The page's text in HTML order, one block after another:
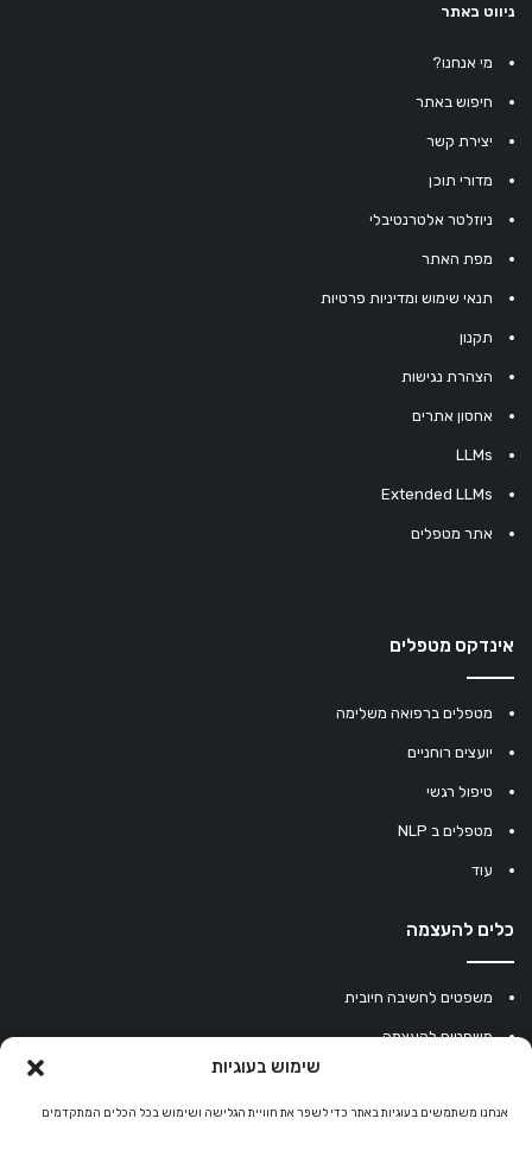
שימוש בעוגיות
אנחנו משתמשים בעוגיות באתר כדי לשפר את חוויית הגלישה ושימוש בכל הכלים המתקדמים
ניווט באתר
מי אנחנו?
חיפוש באתר
יצירת קשר
מדורי תוכן
ניוזלטר אלטרנטיבלי
מפת האתר
תנאי שימוש ומדיניות פרטיות
תקנון
הצהרת נגישות
אחסון אתרים
LLMs
Extended LLMs
אתר מטפלים
אינדקס מטפלים
מטפלים ברפואה משלימה
יועצים רוחניים
טיפול רגשי
מטפלים ב NLP
עוד
כלים להעצמה
משפטים לחשיבה חיובית
משפטים להעצמה
מחשבון נומרולוגיה